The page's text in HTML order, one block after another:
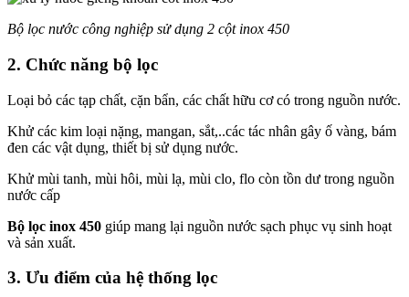
Bộ lọc nước công nghiệp sử dụng 2 cột inox 450
2. Chức năng bộ lọc
Loại bỏ các tạp chất, cặn bẩn, các chất hữu cơ có trong nguồn nước.
Khử các kim loại nặng, mangan, sắt,..các tác nhân gây ố vàng, bám
đen các vật dụng, thiết bị sử dụng nước.
Khử mùi tanh, mùi hôi, mùi lạ, mùi clo, flo còn tồn dư trong nguồn
nước cấp
Bộ lọc inox 450 giúp mang lại nguồn nước sạch phục vụ sinh hoạt
và sản xuất.
3. Ưu điểm của hệ thống lọc